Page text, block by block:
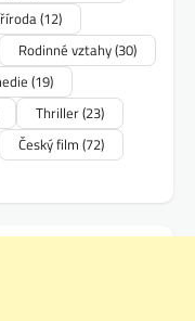
(12)
Rodinné vztahy(30)
(19)
Thriller(23)
Český film (72)